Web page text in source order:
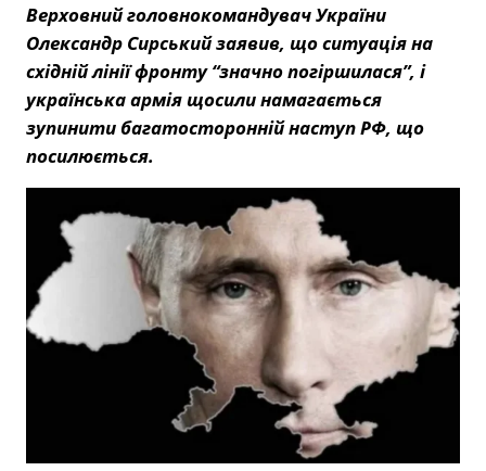
Верховний головнокомандувач України
Олександр Сирський заявив, що ситуація на
східній лінії фронту “значно погіршилася”, і
українська армія щосили намагається
зупинити багатосторонній наступ РФ, що
посилюється.